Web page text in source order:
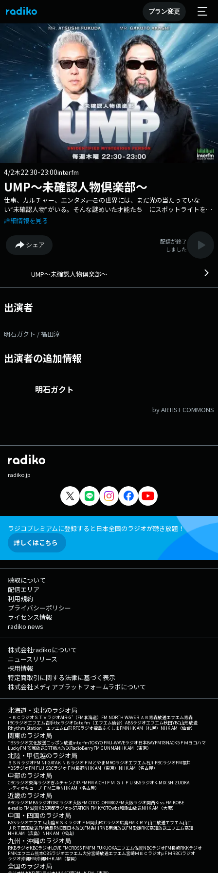
プラン変更
4/2木22:30-23:00interfm
UMP〜未確認人物倶楽部〜
仕事、カルチャー、エンタメ――。この世界には、まだ光の当たっていな
い“未確認⼈物”がいる。そんな謎めいた才能たち にスポットライトを当
て、仲間とともに発掘していくサークル型ラジオ番組『UMP〜未確認⼈物
リーテラー明⽯ガクトと、世界のエンタメ最前線を知る福⽥淳。 ⻑年
エンターテインメント業界に深く関わってきた⼆⼈が、次に世間で話題と
なるであろう“未確認⼈物”を独⾃の視点で 発掘します。知られざる才能
チャー・トークプログラ ムです。 番組へのメッセージはこちらから
https://www.interfm.co.jp/ump Xハッシュタグは「#UMP897」
詳細情報を見る
シェア
配信が終了
しました
UMP〜未確認人物倶楽部〜
出演者
明石ガクト / 福田淳
出演者の追加情報
明石ガクト
by ARTIST COMMONS
radiko.jp
ラジコプレミアムに登録すると日本全国のラジオが聴き放題！
詳しくはこちら
聴取について
配信エリア
利用規約
プライバシーポリシー
ライセンス情報
radiko news
株式会社radikoについて
ニュースリリース
採用情報
特定商取引に関する法律に基づく表示
株式会社メディアプラットフォームラボについて
北海道・東北のラジオ局
ＨＢＣラジオＳＴＶラジオAIR-G'（FM北海道） FM NORTH WAVEＲＡＢ青森放送エフエム青森
IBCラジオエフエム岩手tbcラジオDate fm（エフエム仙台） ABSラジオエフエム秋田YBC山形放送
Rhythm Station エフエム山形RFCラジオ福島ふくしまFMNHK AM（札幌） NHK AM（仙台）
関東のラジオ局
TBSラジオ文化放送ニッポン放送interfmTOKYO FMJ-WAVEラジオ日本BAYFM78NACK5 ＦＭヨコハマ
LuckyFM 茨城放送CRT栃木放送RadioBerryFM GUNMANHK AM（東京）
北陸・甲信越のラジオ局
ＢＳＮラジオFM NIIGATAＫＮＢラジオ ＦＭとやまMROラジオエフエム石川FBCラジオFM福井
YBSラジオFM FUJISBCラジオ ＦＭ長野NHK AM（東京） NHK AM（名古屋）
中部のラジオ局
CBCラジオ東海ラジオぎふチャンZIP-FMFM AICHI ＦＭ ＧＩＦＵ SBSラジオK-MIX SHIZUOKA
レディオキューブ ＦＭ三重NHK AM（名古屋）
近畿のラジオ局
ABCラジオMBSラジオOBCラジオ大阪FM COCOLOFM802FM大阪ラジオ関西Kiss FM KOBE
e-radio FM滋賀KBS京都ラジオα-STATION FM KYOTOwbs和歌山放送NHK AM（大阪）
中国・四国のラジオ局
BSSラジオエフエム山陰ＲＳＫラジオ ＦＭ岡山RCCラジオ広島FM ＫＲＹ山口放送エフエム山口
ＪＲＴ四国放送FM徳島RNC西日本放送FM香川RNB南海放送FM愛媛RKC高知放送エフエム高知
NHK AM（広島） NHK AM（松山）
九州・沖縄のラジオ局
RKBラジオKBCラジオLOVE FMCROSS FMFM FUKUOKAエフエム佐賀NBCラジオFM長崎RKKラジオ
FMKエフエム熊本OBSラジオエフエム大分宮崎放送エフエム宮崎ＭＢＣラジオμＦＭRBCiラジオ
ラジオ沖縄FM沖縄NHK AM（福岡）
全国のラジオ局